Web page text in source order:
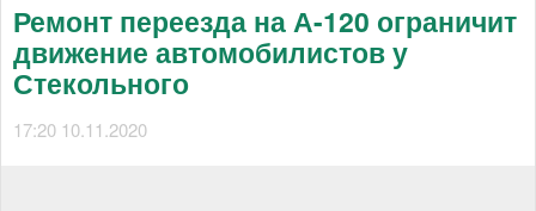
Ремонт переезда на А-120 ограничит
движение автомобилистов у
Стекольного
17:20 10.11.2020